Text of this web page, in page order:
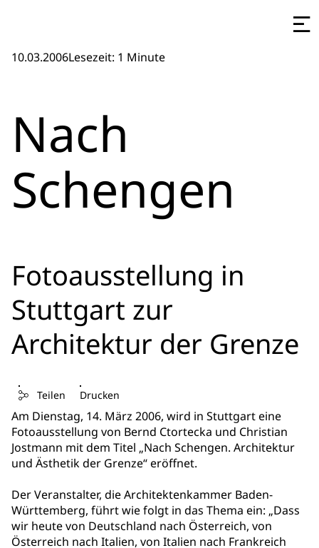
10.03.2006Lesezeit: 1 Minute
Nach
Schengen
Fotoausstellung in
Stuttgart zur
Architektur der Grenze
Teilen Drucken
Am Dienstag, 14. März 2006, wird in Stuttgart eine
Fotoausstellung von Bernd Ctortecka und Christian
Jostmann mit dem Titel „Nach Schengen. Architektur
und Ästhetik der Grenze“ eröffnet.
Der Veranstalter, die Architektenkammer Baden-
Württemberg, führt wie folgt in das Thema ein: „Dass
wir heute von Deutschland nach Österreich, von
Österreich nach Italien, von Italien nach Frankreich